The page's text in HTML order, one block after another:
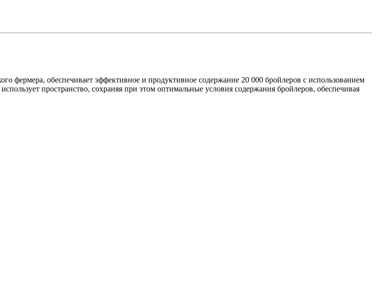
фермера, обеспечивает эффективное и продуктивное содержание 20 000 бройлеров с использованием
пространство, сохраняя при этом оптимальные условия содержания бройлеров, обеспечивая